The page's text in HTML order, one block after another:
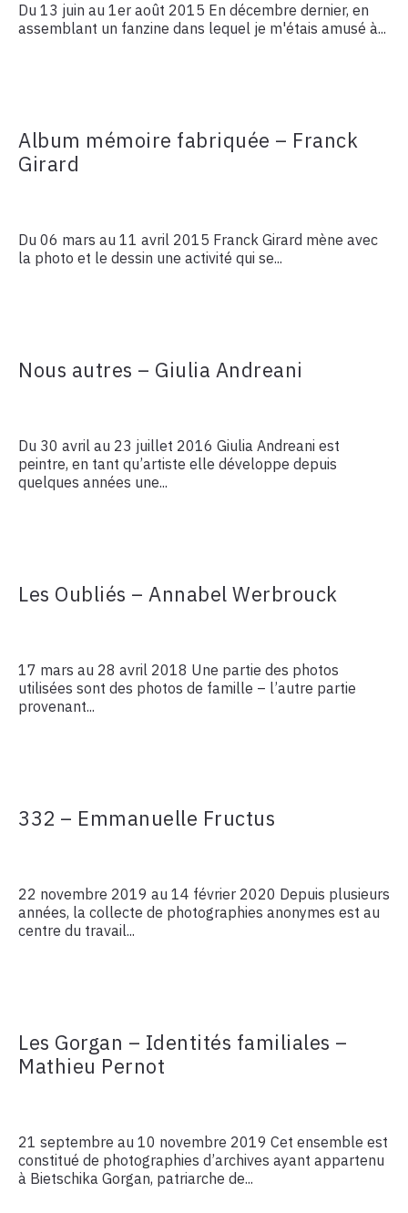
Du 13 juin au 1er août 2015 En décembre dernier, en
assemblant un fanzine dans lequel je m'étais amusé à...
Album mémoire fabriquée – Franck
Girard
Du 06 mars au 11 avril 2015 Franck Girard mène avec
la photo et le dessin une activité qui se...
Nous autres – Giulia Andreani
Du 30 avril au 23 juillet 2016 Giulia Andreani est
peintre, en tant qu’artiste elle développe depuis
quelques années une...
Les Oubliés – Annabel Werbrouck
17 mars au 28 avril 2018 Une partie des photos
utilisées sont des photos de famille – l’autre partie
provenant...
332 – Emmanuelle Fructus
22 novembre 2019 au 14 février 2020 Depuis plusieurs
années, la collecte de photographies anonymes est au
centre du travail...
Les Gorgan – Identités familiales –
Mathieu Pernot
21 septembre au 10 novembre 2019 Cet ensemble est
constitué de photographies d’archives ayant appartenu
à Bietschika Gorgan, patriarche de...